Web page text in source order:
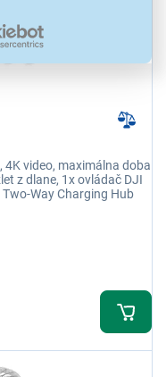
video, maximálna doba
z dlane, 1x ovládač DJI
Way Charging Hub